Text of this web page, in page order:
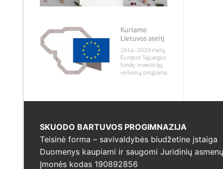
SKUODO BARTUVOS PROGIMNAZIJA
Teisinė forma – savivaldybės biudžetine įstaiga
Duomenys kaupiami ir saugomi Juridinių
Įmonės kodas 190892856